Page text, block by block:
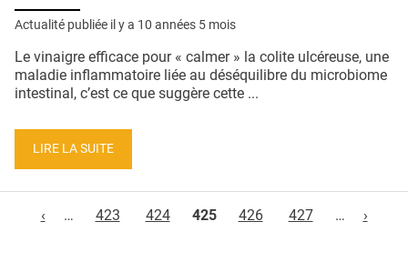
Actualité publiée il y a 10 années 5 mois
Le vinaigre efficace pour « calmer » la colite ulcéreuse, une
maladie inflammatoire liée au déséquilibre du microbiome
intestinal, c’est ce que suggère cette ...
LIRE LA SUITE
‹
… 423 424 425 426 427 … ›